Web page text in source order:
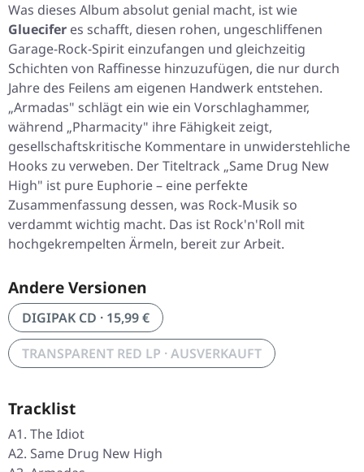
Was dieses Album absolut genial macht, ist wie
Gluecifer es schafft, diesen rohen, ungeschliffenen
Garage-Rock-Spirit einzufangen und gleichzeitig
Schichten von Raffinesse hinzuzufügen, die nur durch
Jahre des Feilens am eigenen Handwerk entstehen.
„Armadas" schlägt ein wie ein Vorschlaghammer,
während „Pharmacity" ihre Fähigkeit zeigt,
gesellschaftskritische Kommentare in unwiderstehliche
Hooks zu verweben. Der Titeltrack „Same Drug New
High" ist pure Euphorie – eine perfekte
Zusammenfassung dessen, was Rock-Musik so
verdammt wichtig macht. Das ist Rock'n'Roll mit
hochgekrempelten Ärmeln, bereit zur Arbeit.
Andere Versionen
DIGIPAK CD · 15,99 €
TRANSPARENT RED LP · AUSVERKAUFT
Tracklist
A1. The Idiot
A2. Same Drug New High